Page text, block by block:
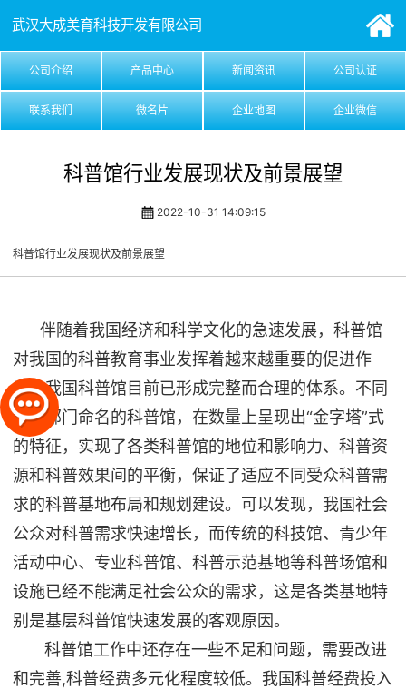
武汉大成美育科技开发有限公司
公司介绍 产品中心 新闻资讯 公司认证
联系我们 微名片 企业地图 企业微信
科普馆行业发展现状及前景展望
2022-10-31 14:09:15
科普馆行业发展现状及前景展望
伴随着我国经济和科学文化的急速发展，科普馆
对我国的科普教育事业发挥着越来越重要的促进作
用。我国科普馆目前已形成完整而合理的体系。不同
层级部门命名的科普馆，在数量上呈现出“金字塔”式
的特征，实现了各类科普馆的地位和影响力、科普资
源和科普效果间的平衡，保证了适应不同受众科普需
求的科普基地布局和规划建设。可以发现，我国社会
公众对科普需求快速增长，而传统的科技馆、青少年
活动中心、专业科普馆、科普示范基地等科普场馆和
设施已经不能满足社会公众的需求，这是各类基地特
别是基层科普馆快速发展的客观原因。
科普馆工作中还存在一些不足和问题，需要改进
和完善,科普经费多元化程度较低。我国科普经费投入